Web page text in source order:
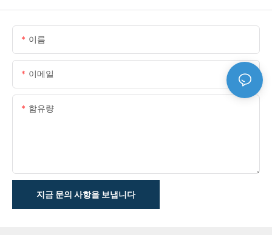
이름
이메일
함유량
지금 문의 사항을 보냅니다